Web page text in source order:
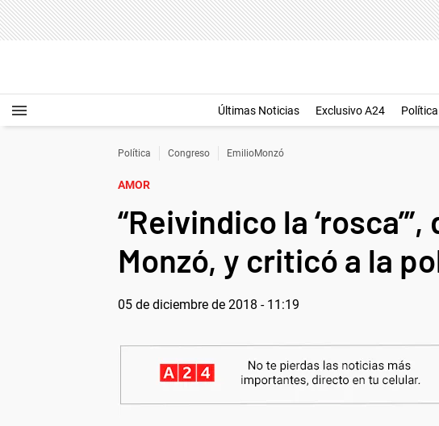
Últimas Noticias Exclusivo A24 Política
Política Congreso EmilioMonzó
AMOR
“Reivindico la
Monzó, y criticó a la
05 de diciembre de 2018 - 11:19